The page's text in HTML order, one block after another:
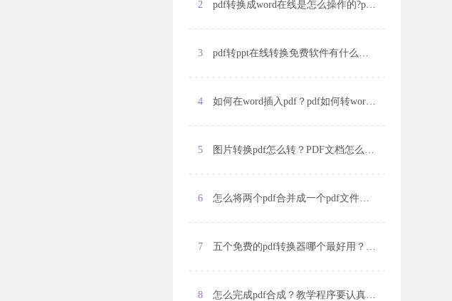
2 pdf转换成word在线是怎么操作的?pdf转换成excel在线是怎么操作的?
3 pdf转ppt在线转换免费软件有什么？怎么将pdf文件转换为ppt？
4 如何在word插入pdf？pdf如何转word？
5 图片转换pdf怎么转？PDF文档怎么另存为文本?
6 怎么将两个pdf合并成一个pdf文件？怎么给pdf文档加密码？
7 五个免费的pdf转换器哪个最好用？怎么编辑pdf文件？
8 怎么完成pdf合成？教学程序要认真学?